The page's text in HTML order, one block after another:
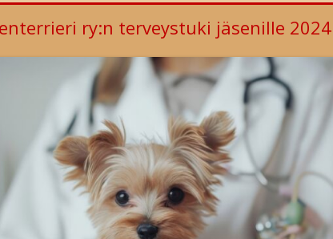
YHDISTYKSEN SÄÄNNÖT
YHDISTYKSEN EETTISET OHJEET JA
LIITY JÄSENEKSI
OSOITTEENMUUTOS
RODUN HISTORIAA
ROTUMÄÄRITELMÄ
ROTUINFOA
TERVEYS
PERINNÖLLISIÄ VIKOJA JA -
SAIRAUKSIA
VIRALLISET
TERVEYSTARKASTUKSET
GEENITESTIT
ROTUNEUVONTA
YLEISTÄ
JALOSTUKSEN TAVOITEOHJELMA
KASVATTAJIA
JALOSTUSTARKASTUKSET
JALOSTUSUROSLISTA
SUOSITUKSET JALOSTUSKOIRILLE
PENTULISTA
NÄYTTELYT
CLUB SHOW
KIERTOPALKINNOT
VALIOREKISTERI
YKKÖSPALKINTO
ry:n terveystuki jäsenille 2024